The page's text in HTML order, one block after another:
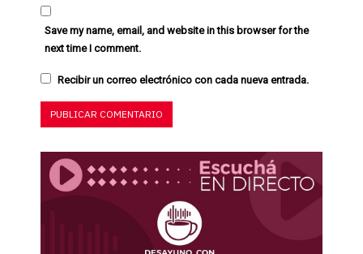
Save my name, email, and website in this browser for the
next time I comment.
Recibir un correo electrónico con cada nueva entrada.